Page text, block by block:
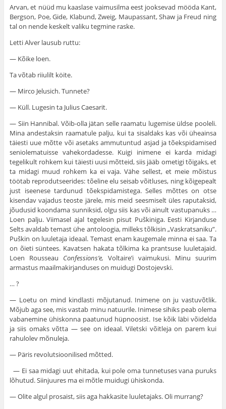
Arvan, et nüüd mu kaaslase vaimusilma eest jooksevad mööda Kant,
Bergson, Poe, Gide, Klabund, Zweig, Maupassant, Shaw ja Freud ning
tal on nende keskelt valiku tegmine raske.
Letti Alver lausub ruttu:
— Kõike loen.
Ta võtab riiulilt köite.
— Mirco Jelusich. Tunnete?
— Küll. Lugesin ta Julius Caesarit.
— Siin Hannibal. Võib-olla jätan selle raamatu lugemise üldse pooleli.
Mina andestaksin raamatule palju, kui ta sisaldaks kas või üheainsa
täiesti uue mõtte või asetaks ammutuntud asjad ja tõekspidamised
seniolematuisse vahekordadesse. Kuigi inimene ei karda midagi
tegelikult rohkem kui täiesti uusi mõtteid, siis jääb ometigi tõigaks, et
ta midagi muud rohkem ka ei vaja. Vähe sellest, et meie mõistus
töötab reprodutseerides: tõeline elu seisab võitluses, ning kõigepealt
just iseenese tardunud tõekspidamistega. Selles mõttes on otse
kisendav vajadus teoste järele, mis meid seesmiselt üles raputaksid,
jõudusid koondama sunniksid, olgu siis kas või ainult vastupanuks …
Loen palju. Viimasel ajal tegelesin pisut Puškiniga. Eesti Kirjanduse
Selts avaldab temast ühe antoloogia, milleks tõlkisin „Vaskratsaniku”.
Puškin on luuletaja ideaal. Temast enam kaugemale minna ei saa. Ta
on õieti süntees. Kavatsen hakata tõlkima ka prantsuse luuletajaid.
Loen Rousseau Confessions’e,Voltaire’i vaimukusi. Minu suurim
armastus maailmakirjanduses on muidugi Dostojevski.
… ?
— Loetu on mind kindlasti mõjutanud. Inimene on ju vastuvõtlik.
Mõjub aga see, mis vastab minu natuurile. Inimese sihiks peab olema
vabanemine ühiskonna paatunud hüpnoosist. Ise kõik läbi võidelda
ja siis omaks võtta — see on ideaal. Viletski võitleja on parem kui
rahulolev mõnuleja.
— Päris revolutsioonilised mõtted.
— Ei saa midagi uut ehitada, kui pole oma tunnetuses vana puruks
lõhutud. Siinjuures ma ei mõtle muidugi ühiskonda.
— Olite algul prosaist, siis aga hakkasite luuletajaks. Oli murrang?